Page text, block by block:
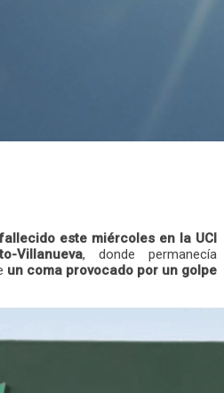
este miércoles en la UCI
Villanueva, donde permanecía
un coma provocado por un golpe